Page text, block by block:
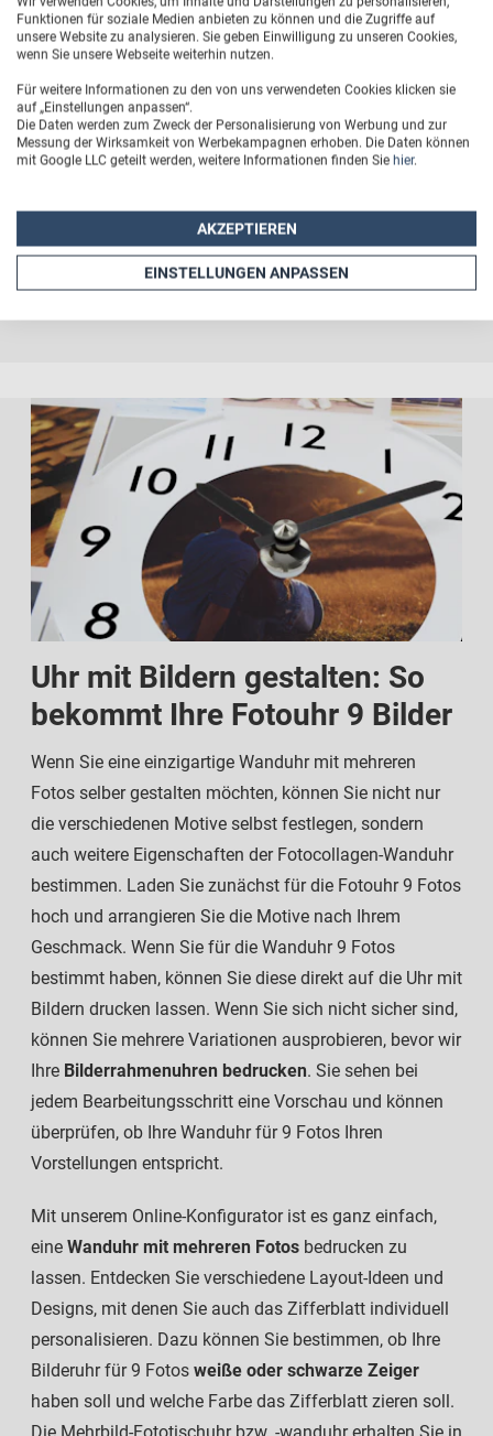
auch hervorragend alsDekoration für Ihr
Unternehmen. Setzen Sie mit Bildern von
Familienfeiern, wichtigen Momente Ihrer Firma oder
Bestseller-Produkten besondere Akzente im
Eingangsbereich oder in der Büro-Küche und gestalten
Sie gerne unseren Kundenservice für Fragen rund um
einen Mengenrabatt, Lieferzeit oder Versandkosten. Wir
helfen Ihnen gerne weiter!
Uhr mit Bildern gestalten: So
bekommt Ihre Fotouhr 9 Bilder
Wenn Sie eine einzigartige Wanduhr mit mehreren
Fotos selber gestalten möchten, können Sie nicht nur
die verschiedenen Motive selbst festlegen, sondern
auch weitere Eigenschaften der Fotocollagen-Wanduhr
bestimmen. Laden Sie zunächst für die Fotouhr 9 Fotos
hoch und arrangieren Sie die Motive nach Ihrem
Geschmack. Wenn Sie für die Wanduhr 9 Fotos
bestimmt haben, können Sie diese direkt auf die Uhr mit
Bildern drucken lassen. Wenn Sie sich nicht sicher sind,
können Sie mehrere Variationen ausprobieren, bevor wir
Ihre Bilderrahmenuhren bedrucken. Sie sehen bei
jedem Bearbeitungsschritt eine Vorschau und können
überprüfen, ob Ihre Wanduhr für 9 Fotos Ihren
Vorstellungen entspricht.
Mit unserem Online-Konfigurator ist es ganz einfach,
eine Wanduhr mit mehreren Fotos bedrucken zu
lassen. Entdecken Sie verschiedene Layout-Ideen und
Designs, mit denen Sie auch das Zifferblatt individuell
personalisieren. Dazu können Sie bestimmen, ob Ihre
Bilderuhr für 9 Fotos weiße oder schwarze Zeiger
haben soll und welche Farbe das Zifferblatt zieren soll.
Funktionen für soziale Medien anbieten zu können und die Zugriffe auf
unsere Website zu analysieren. Sie geben Einwilligung zu unseren Cookies,
wenn Sie unsere Webseite weiterhin nutzen.
Für weitere Informationen zu den von uns verwendeten Cookies klicken sie
auf „Einstellungen anpassen“.
Die Daten werden zum Zweck der Personalisierung von Werbung und zur
Messung der Wirksamkeit von Werbekampagnen erhoben. Die Daten können
mit Google LLC geteilt werden, weitere Informationen finden Sie hier.
AKZEPTIEREN
EINSTELLUNGEN ANPASSEN